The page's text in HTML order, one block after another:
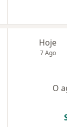
Hoje
7 Ago
O